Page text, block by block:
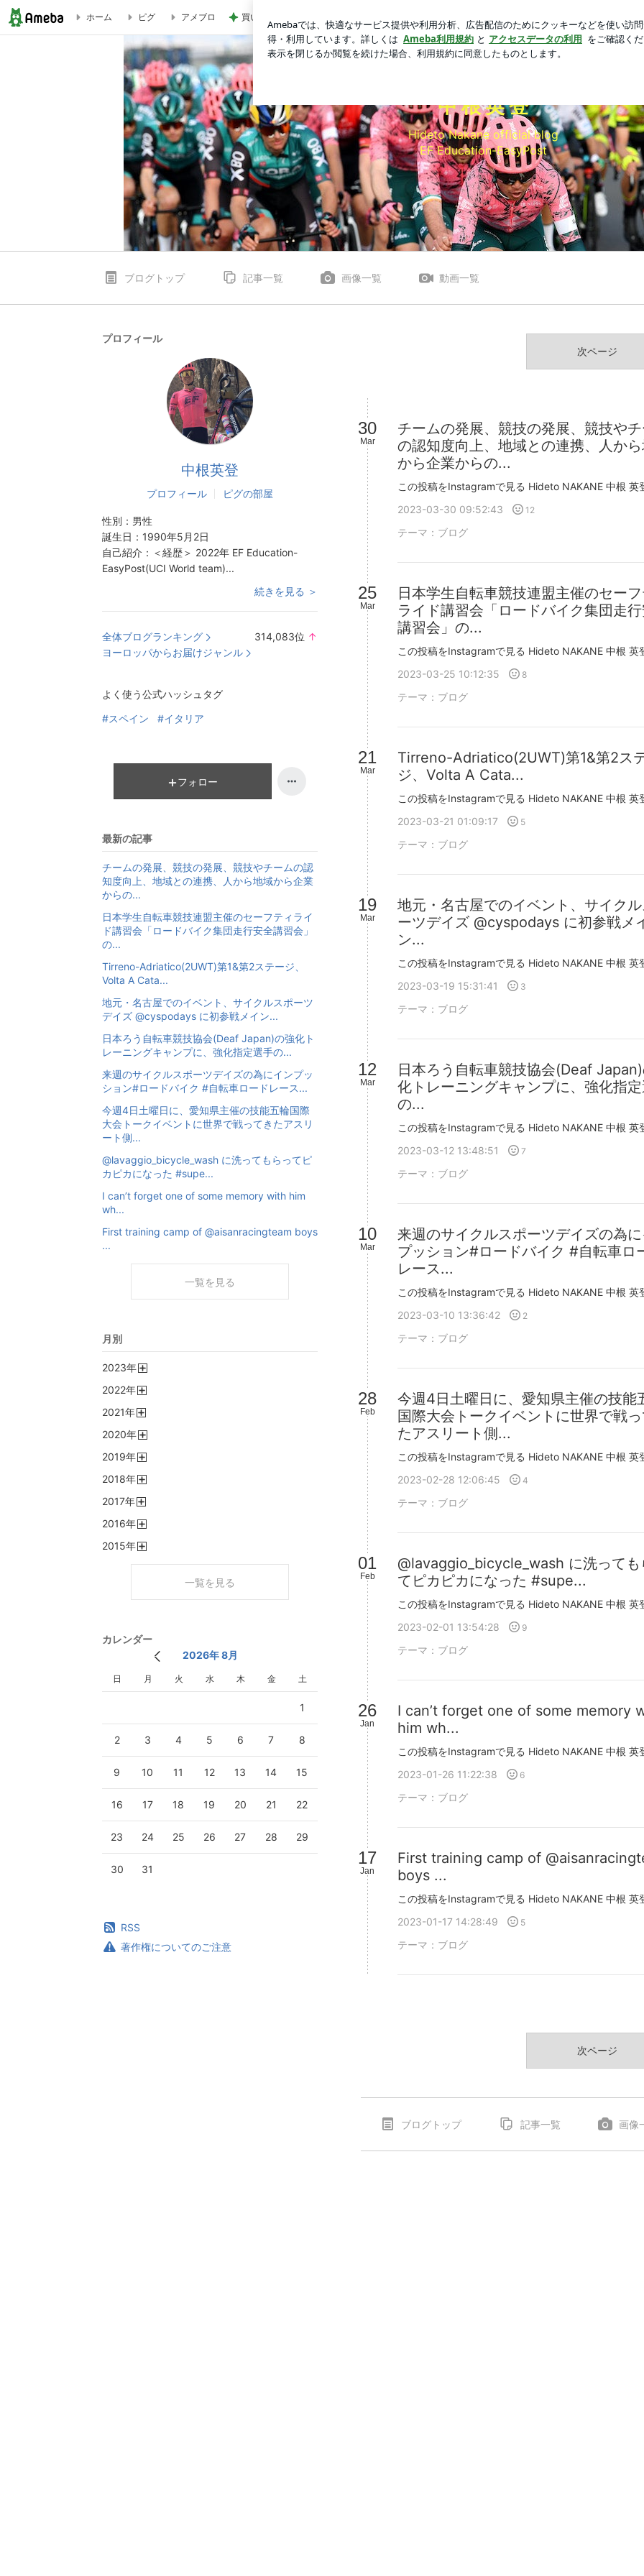
ホーム ピグ アメブロ 買い足す予定の重宝したサンダル ロ
中 根 英 登
Hideto Nakane official blog
EF Education-EasyPost
ブログトップ 記事一覧 画像一覧 動画一覧
次ページ
30
Mar
チームの発展、競技の発展、競技や
の認知度向上、地域との連携、人か
から企業からの...
2023-03-30 09:52:43 12
テーマ： ブログ
25
Mar
日本学生自転車競技連盟主催のセー
ライド講習会「ロードバイク集団走
講習会」の...
2023-03-25 10:12:35 8
テーマ： ブログ
21
Mar
Tirreno-Adriatico(2UWT)第1&第2ス
ジ、Volta A Cata...
2023-03-21 01:09:17 5
テーマ： ブログ
19
Mar
地元・名古屋でのイベント、サイク
ーツデイズ @cyspodays に初参戦メ
ン...
2023-03-19 15:31:41 3
テーマ： ブログ
12
Mar
日本ろう自転車競技協会(Deaf
化トレーニングキャンプに、強化指
の...
2023-03-12 13:48:51 7
テーマ： ブログ
10
Mar
来週のサイクルスポーツデイズの為
プッション#ロードバイク #自転車ロ
レース...
2023-03-10 13:36:42 2
テーマ： ブログ
28
Feb
今週4日土曜日に、愛知県主催の技能
国際大会トークイベントに世界で戦
たアスリート側...
2023-02-28 12:06:45 4
テーマ： ブログ
01
Feb
@lavaggio_bicycle_wash に洗っても
てピカピカになった #supe...
2023-02-01 13:54:28 9
テーマ： ブログ
26
Jan
I can’t forget one of some memory
him wh...
2023-01-26 11:22:38 6
テーマ： ブログ
17
Jan
First training camp of
boys ...
2023-01-17 14:28:49 5
テーマ： ブログ
次ページ
ブログトップ 記事一覧 画像
プロフィール
中根英登
プロフィール ピグの部屋
性別： 男性
誕生日： 1990年5月2日
自己紹介： ＜経歴＞ 2022年 EF Education-
EasyPost(UCI World team)...
続きを見る ＞
全体ブログランキング 314,083位 ↑
ヨーロッパからお届けジャンル
よく使う公式ハッシュタグ
#スペイン #イタリア
フォロー
最新の記事
チームの発展、競技の発展、競技やチームの認
知度向上、地域との連携、人から地域から企業
からの...
日本学生自転車競技連盟主催のセーフティライ
ド講習会「ロードバイク集団走行安全講習会」
の...
Tirreno-Adriatico(2UWT)第1&第2ステージ、
Volta A Cata...
地元・名古屋でのイベント、サイクルスポーツ
デイズ @cyspodays に初参戦メイン...
日本ろう自転車競技協会(Deaf Japan)の強化ト
レーニングキャンプに、強化指定選手の...
来週のサイクルスポーツデイズの為にインプッ
ション#ロードバイク #自転車ロードレース...
今週4日土曜日に、愛知県主催の技能五輪国際
大会トークイベントに世界で戦ってきたアスリ
ート側...
@lavaggio_bicycle_wash に洗ってもらってピ
カピカになった #supe...
I can’t forget one of some memory with him
wh...
First training camp of @aisanracingteam boys
...
一覧を見る
月別
2023年
2022年
2021年
2020年
2019年
2018年
2017年
2016年
2015年
一覧を見る
カレンダー
2026年 8月
日 月 火 水 木 金 土
1
2 3 4 5 6 7 8
9 10 11 12 13 14 15
16 17 18 19 20 21 22
23 24 25 26 27 28 29
30 31
RSS
著作権についてのご注意